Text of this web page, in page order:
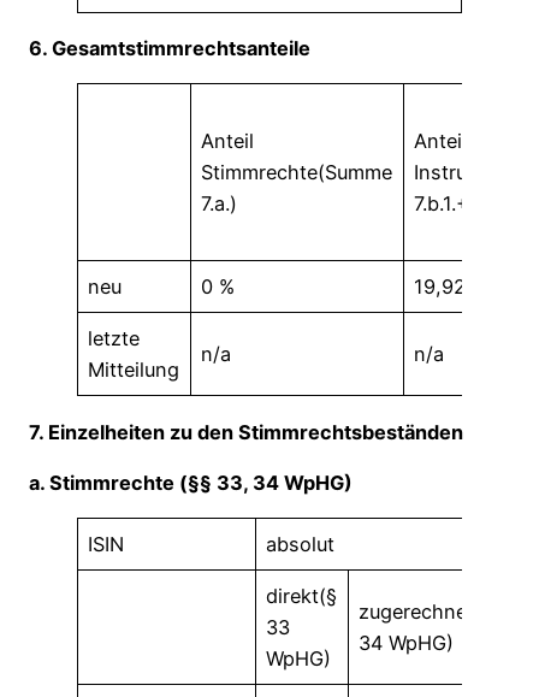
6. Gesamtstimmrechtsanteile
Anteil
Stimmrechte(Summe
7.a.)
Anteil
7.b.1.+ 7.b.2.)
neu 0 % 19,92 %
letzte
Mitteilung
n/a n/a
7. Einzelheiten zu den Stimmrechtsbeständen
a. Stimmrechte (§§ 33, 34 WpHG)
ISIN absolut
direkt(§
33
WpHG)
zugerechnet(§
34 WpHG)